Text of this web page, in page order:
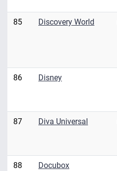
85 Discovery World
86 Disney
87 Diva Universal
88 Docubox